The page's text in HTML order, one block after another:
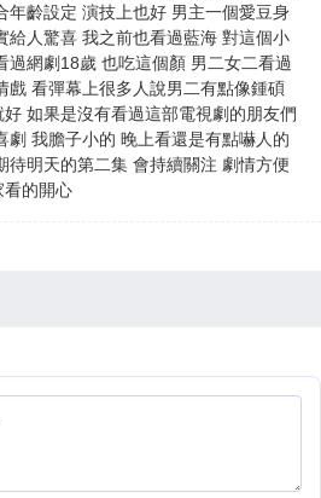
年齡設定 演技上也好 男主一個愛豆身
給人驚喜 我之前也看過藍海 對這個小
過網劇18歲 也吃這個顏 男二女二看過
戲 看彈幕上很多人說男二有點像鍾碩
如果是沒有看過這部電視劇的朋友們
劇 我膽子小的 晚上看還是有點嚇人的
待明天的第二集 會持續關注 劇情方便
看的開心